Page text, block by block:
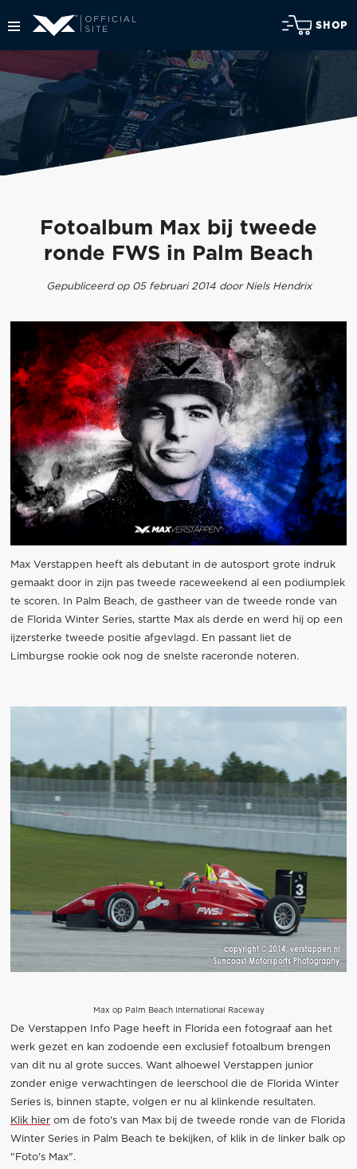
SHOP
Fotoalbum Max bij tweede
ronde FWS in Palm Beach
Gepubliceerd op 05 februari 2014 door Niels Hendrix
Max Verstappen heeft als debutant in de autosport grote indruk
gemaakt door in zijn pas tweede raceweekend al een podiumplek
te scoren. In Palm Beach, de gastheer van de tweede ronde van
de Florida Winter Series, startte Max als derde en werd hij op een
ijzersterke tweede positie afgevlagd. En passant liet de
Limburgse rookie ook nog de snelste raceronde noteren.
Max op Palm Beach International Raceway
De Verstappen Info Page heeft in Florida een fotograaf aan het
werk gezet en kan zodoende een exclusief fotoalbum brengen
van dit nu al grote succes. Want alhoewel Verstappen junior
zonder enige verwachtingen de leerschool die de Florida Winter
Series is, binnen stapte, volgen er nu al klinkende resultaten.
Klik hierom de foto's van Max bij de tweede ronde van de Florida
Winter Series in Palm Beach te bekijken, of klik in de linker balk op
"Foto's Max".